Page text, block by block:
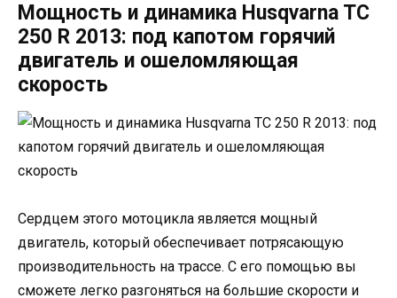
Мощность и динамика Husqvarna TC
250 R 2013: под капотом горячий
двигатель и ошеломляющая
скорость
Сердцем этого мотоцикла является мощный
двигатель, который обеспечивает потрясающую
производительность на трассе. С его помощью вы
сможете легко разгоняться на большие скорости и